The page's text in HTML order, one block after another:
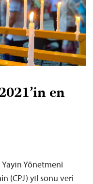
en
Yönetmeni
(CPJ) yıl sonu veri